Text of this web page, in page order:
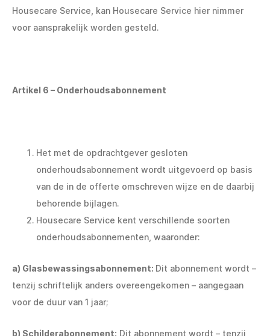
Housecare Service, kan Housecare Service hier nimmer
voor aansprakelijk worden gesteld.
Artikel 6 – Onderhoudsabonnement
Het met de opdrachtgever gesloten
onderhoudsabonnement wordt uitgevoerd op basis
van de in de offerte omschreven wijze en de daarbij
behorende bijlagen.
Housecare Service kent verschillende soorten
onderhoudsabonnementen, waaronder:
a) Glasbewassingsabonnement: Dit abonnement wordt –
tenzij schriftelijk anders overeengekomen – aangegaan
voor de duur van 1 jaar;
b) Schilderabonnement: Dit abonnement wordt – tenzij